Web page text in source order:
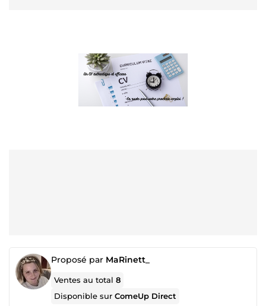
Proposé par MaRinett_
Ventes au total8
Disponible surComeUp Direct